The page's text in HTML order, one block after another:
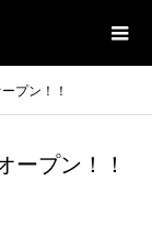
プン！！
ープン！！